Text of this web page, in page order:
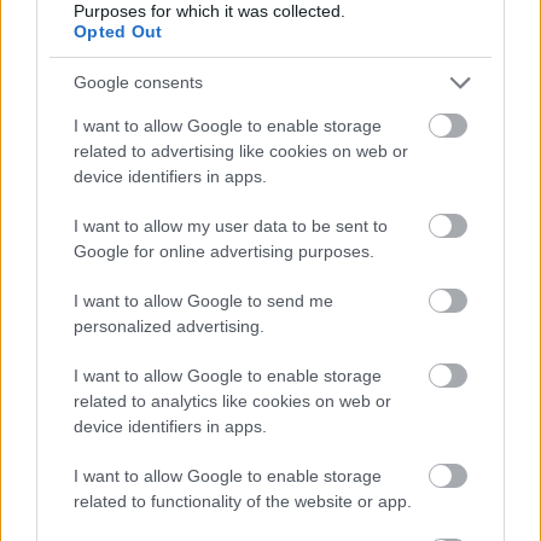
Purposes for which it was collected.
Opted Out
Google consents
I want to allow Google to enable storage
related to advertising like cookies on web or
device identifiers in apps.
I want to allow my user data to be sent to
Google for online advertising purposes.
I want to allow Google to send me
personalized advertising.
I want to allow Google to enable storage
related to analytics like cookies on web or
device identifiers in apps.
I want to allow Google to enable storage
related to functionality of the website or app.
Hírlevél feliratkozás
Adja meg keresztnevét:
Adja
meg e-mail címét:
Nem szeretne lemaradni semmiről? Csak egy kattintás, és hírlevelünk a
legfrissebb információkkal és exkluzív tartalmakkal hétről hétre
A SZOL24 legfrissebb 24 cikke
Már magasabb szinten is nyomoznak Szijjártó